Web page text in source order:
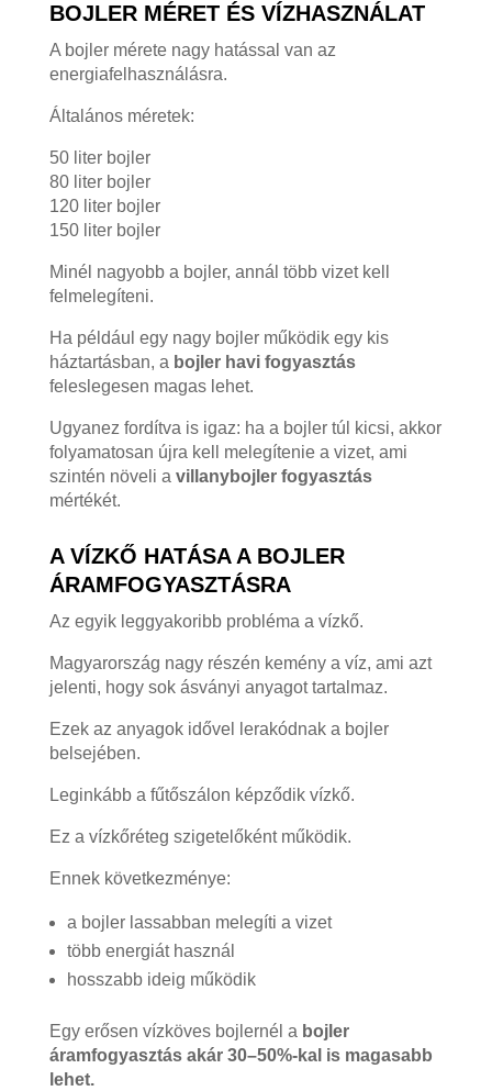
BOJLER MÉRET ÉS VÍZHASZNÁLAT
A bojler mérete nagy hatással van az
energiafelhasználásra.
Általános méretek:
50 liter bojler
80 liter bojler
120 liter bojler
150 liter bojler
Minél nagyobb a bojler, annál több vizet kell
felmelegíteni.
Ha például egy nagy bojler működik egy kis
háztartásban, a bojler havi fogyasztás
feleslegesen magas lehet.
Ugyanez fordítva is igaz: ha a bojler túl kicsi, akkor
folyamatosan újra kell melegítenie a vizet, ami
szintén növeli a villanybojler fogyasztás
mértékét.
A VÍZKŐ HATÁSA A BOJLER
ÁRAMFOGYASZTÁSRA
Az egyik leggyakoribb probléma a vízkő.
Magyarország nagy részén kemény a víz, ami azt
jelenti, hogy sok ásványi anyagot tartalmaz.
Ezek az anyagok idővel lerakódnak a bojler
belsejében.
Leginkább a fűtőszálon képződik vízkő.
Ez a vízkőréteg szigetelőként működik.
Ennek következménye:
a bojler lassabban melegíti a vizet
több energiát használ
hosszabb ideig működik
Egy erősen vízköves bojlernél a bojler
áramfogyasztás akár 30–50%-kal is magasabb
lehet.